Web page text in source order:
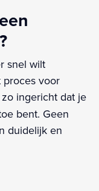
snel wilt
proces voor
zo ingericht dat je
bent. Geen
duidelijk en